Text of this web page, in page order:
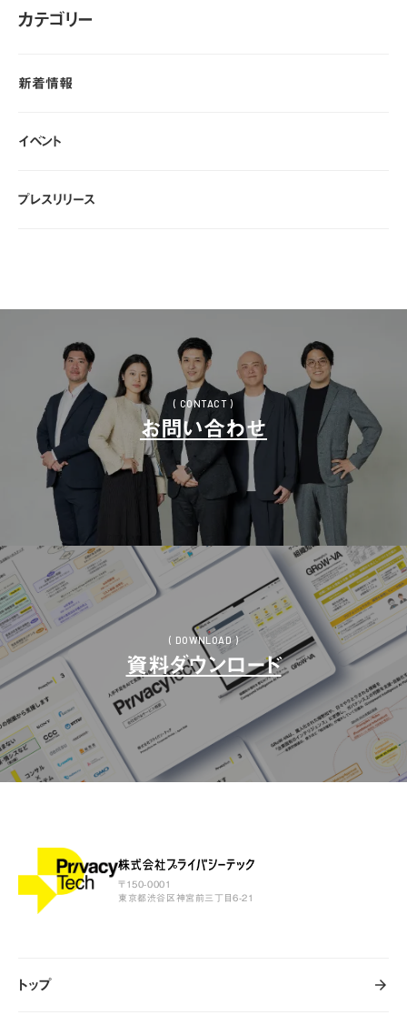
カテゴリー
新着情報
新着情報
イベント
イベント
プレスリリース
プレスリリース
( CONTACT )
お問い合わせ
( DOWNLOAD )
資料ダウンロード
〒150-0001
東京都渋谷区神宮前三丁目6-21
トップ
トップ arrow_forward